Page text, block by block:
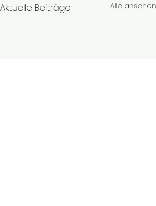
Aktuelle Beiträge Alle ansehen